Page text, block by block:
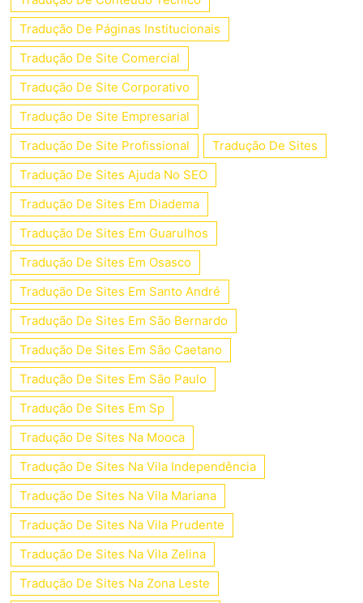
Tradução De Páginas Institucionais
Tradução De Site Comercial
Tradução De Site Corporativo
Tradução De Site Empresarial
Tradução De Site Profissional
Tradução De Sites
Tradução De Sites Ajuda No SEO
Tradução De Sites Em Diadema
Tradução De Sites Em Guarulhos
Tradução De Sites Em Osasco
Tradução De Sites Em Santo André
Tradução De Sites Em São Bernardo
Tradução De Sites Em São Caetano
Tradução De Sites Em São Paulo
Tradução De Sites Em Sp
Tradução De Sites Na Mooca
Tradução De Sites Na Vila Independência
Tradução De Sites Na Vila Mariana
Tradução De Sites Na Vila Prudente
Tradução De Sites Na Vila Zelina
Tradução De Sites Na Zona Leste